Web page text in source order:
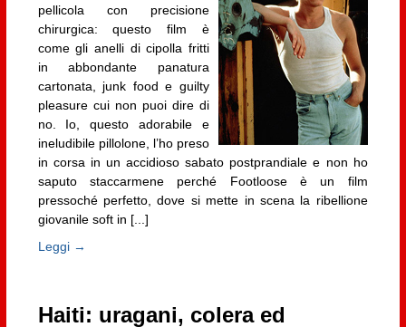
pellicola con precisione
chirurgica: questo film è
come gli anelli di cipolla fritti
in abbondante panatura
cartonata, junk food e guilty
pleasure cui non puoi dire di
no. Io, questo adorabile e
ineludibile pillolone, l’ho preso
in corsa in un accidioso sabato postprandiale e non ho
saputo staccarmene perché Footloose è un film
pressoché perfetto, dove si mette in scena la ribellione
giovanile soft in [...]
Leggi →
Haiti: uragani, colera ed